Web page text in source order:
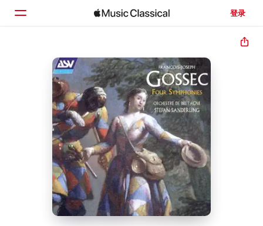
登录
主页
浏览
搜索